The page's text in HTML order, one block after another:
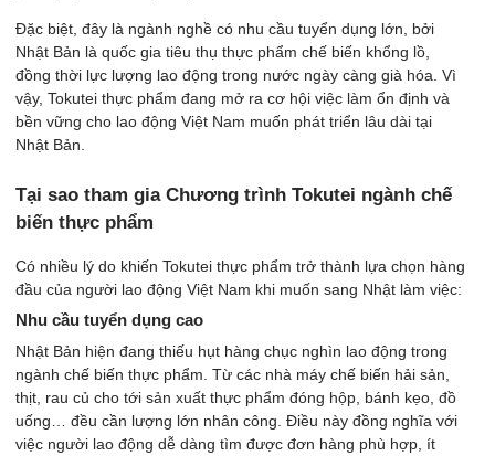
Đặc biệt, đây là ngành nghề có nhu cầu tuyển dụng lớn, bởi
Nhật Bản là quốc gia tiêu thụ thực phẩm chế biến khổng lồ,
đồng thời lực lượng lao động trong nước ngày càng già hóa. Vì
vậy, Tokutei thực phẩm đang mở ra cơ hội việc làm ổn định và
bền vững cho lao động Việt Nam muốn phát triển lâu dài tại
Nhật Bản.
Tại sao tham gia Chương trình Tokutei ngành chế
biến thực phẩm
Có nhiều lý do khiến Tokutei thực phẩm trở thành lựa chọn hàng
đầu của người lao động Việt Nam khi muốn sang Nhật làm việc:
Nhu cầu tuyển dụng cao
Nhật Bản hiện đang thiếu hụt hàng chục nghìn lao động trong
ngành chế biến thực phẩm. Từ các nhà máy chế biến hải sản,
thịt, rau củ cho tới sản xuất thực phẩm đóng hộp, bánh kẹo, đồ
uống… đều cần lượng lớn nhân công. Điều này đồng nghĩa với
việc người lao động dễ dàng tìm được đơn hàng phù hợp, ít